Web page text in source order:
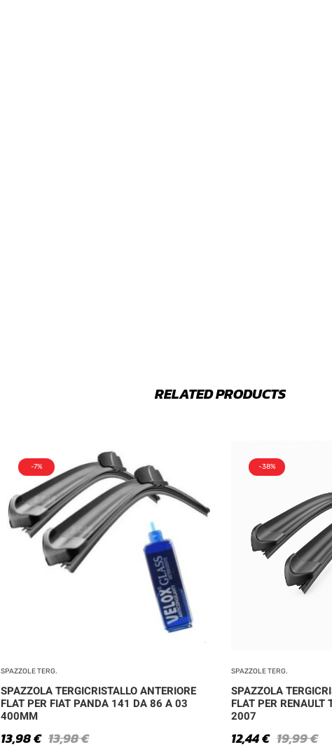
RELATED PRODUCTS
-7%
SPAZZOLE TERG.
SPAZZOLA TERGICRISTALLO ANTERIORE
FLAT PER FIAT PANDA 141 DA 86 A 03
400MM
13,98€
13,98€
-38%
SPAZZOLE TERG.
SPAZZOLA
FLAT PER
2007
19,99€
12,44€